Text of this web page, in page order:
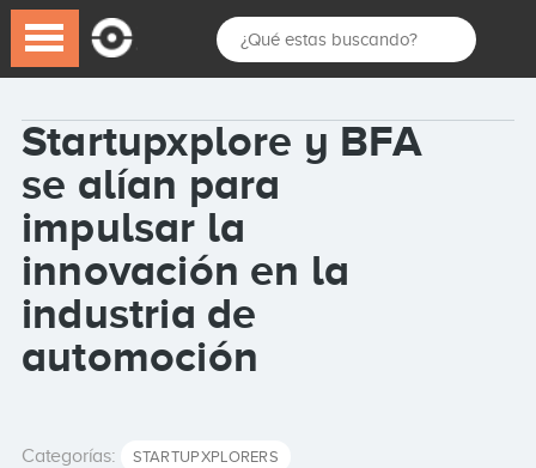
Startupxplore y BFA
se alían para
impulsar la
innovación en la
industria de
automoción
Categorías: STARTUPXPLORERS